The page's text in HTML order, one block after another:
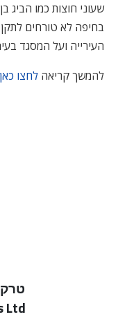
שעוני חוצות כמו הביג
בחיפה לא טורחים לתקן
העירייה ועל המסגד
להמשך קריאה לחצו כאן
Ltd